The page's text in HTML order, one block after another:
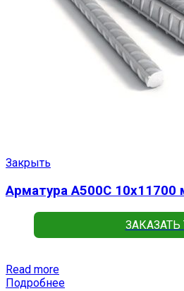
Закрыть
Арматура А500С 10х11700
ЗАКАЗАТЬ
Read more
Подробнее